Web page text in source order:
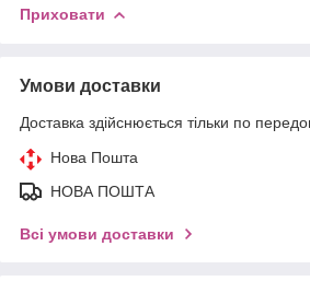
Приховати
Умови доставки
Доставка здійснюється тільки по
Нова Пошта
НОВА ПОШТА
Всі умови доставки